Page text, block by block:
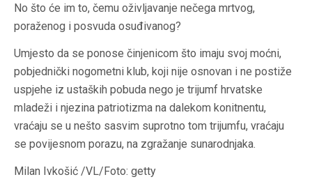
No što će im to, čemu oživljavanje nečega mrtvog,
poraženog i posvuda osuđivanog?
Umjesto da se ponose činjenicom što imaju svoj moćni,
pobjednički nogometni klub, koji nije osnovan i ne postiže
uspjehe iz ustaških pobuda nego je trijumf hrvatske
mladeži i njezina patriotizma na dalekom konitnentu,
vraćaju se u nešto sasvim suprotno tom trijumfu, vraćaju
se povijesnom porazu, na zgražanje sunarodnjaka.
Milan Ivkošić /VL/Foto: getty